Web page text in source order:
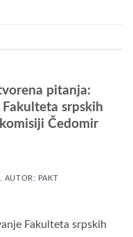
pitanja:
srpskih
Čedomir
AUTOR: PAKT
Fakulteta srpskih